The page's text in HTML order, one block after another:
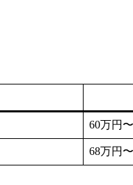
60万円〜
68万円〜